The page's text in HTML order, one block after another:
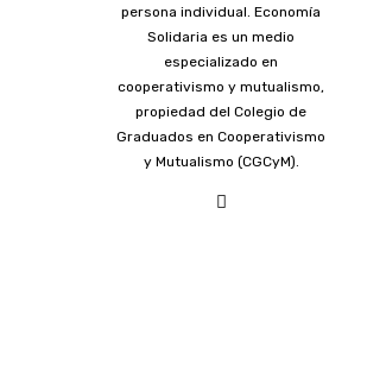
persona individual. Economía
Solidaria es un medio
especializado en
cooperativismo y mutualismo,
propiedad del Colegio de
Graduados en Cooperativismo
y Mutualismo (CGCyM).